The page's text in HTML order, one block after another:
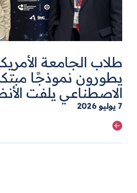
طلاب الجامعة
يطورون نموذجًا
الاصطناعي يلفت
7 يوليو 2026